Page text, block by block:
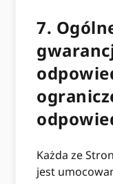
7.
Każda ze
jest